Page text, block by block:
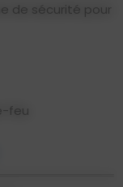
de sécurité pour
feu